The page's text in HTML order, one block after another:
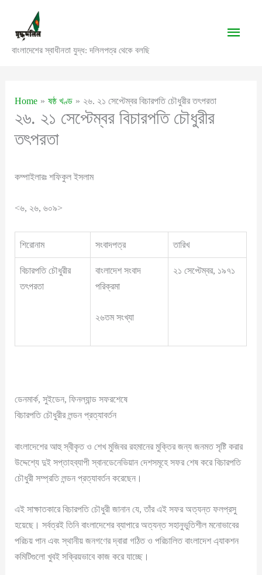
content
বাংলাদেশের স্বাধীনতা যুদ্ধ: দলিলপত্র থেকে বলছি
Main
Home ষষ্ঠ খণ্ড ২৬. ২১ সেপ্টেম্বর বিচারপতি চৌধুরীর তৎপরতা
২৬. ২১ সেপ্টেম্বর বিচারপতি চৌধুরীর
তৎপরতা
কম্পাইলারঃ শফিকুল ইসলাম
<৬, ২৬, ৬০৯>
শিরোনাম সংবাদপত্র তারিখ
বিচারপতি চৌধুরীর
তৎপরতা
বাংলাদেশ সংবাদ
পরিক্রমা
২৬তম সংখ্যা
২১ সেপ্টেম্বর, ১৯৭১
ডেনমার্ক, সুইডেন, ফিনল্যান্ড সফরশেষে
বিচারপতি চৌধুরীর লন্ডন প্রত্যাবর্তন
বাংলাদেশের আহু স্বীকৃত ও শেখ মুজিবর রহমানের মুক্তির জন্য জনমত সৃষ্টি করার
উদ্দেশ্যে দুই সপ্তাহব্যাপী স্বানডেনেভিয়ান দেশসমূহে সফর শেষ করে বিচারপতি
চৌধুরী সম্প্রতি লন্ডন প্রত্যাবর্তন করেছেন।
এই সাক্ষাতকারে বিচারপতি চৌধুরী জানান যে, তাঁর এই সফর অত্যন্ত ফলপ্রসু
হয়েছে। সর্বত্রই তিনি বাংলাদেশের ব্যাপারে অত্যন্ত সহানুভুতিশীল মনোভাবের
পরিচয় পান এবং স্থানীয় জনগণের দ্বারা গঠিত ও পরিচালিত বাংলাদেশ এ্যাকশন
কমিটিগুলো খুবই সক্রিয়ভাবে কাজ করে যাচ্ছে।